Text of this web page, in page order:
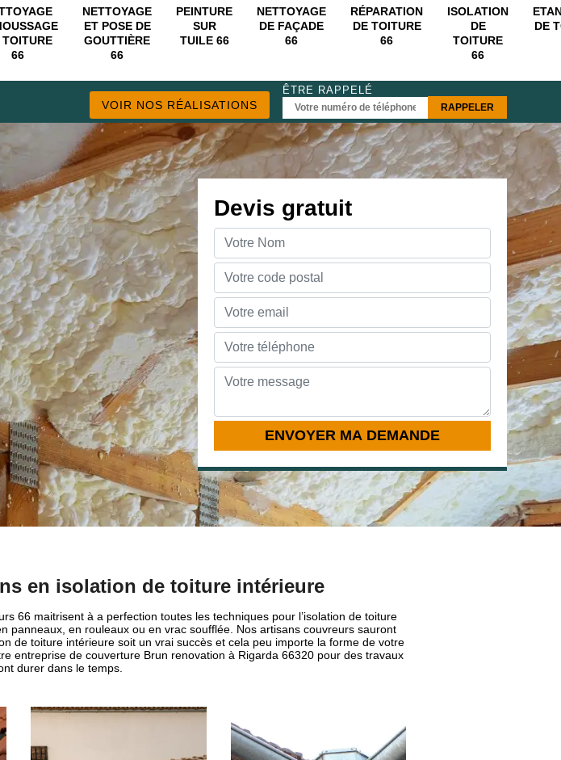
TOITURE
66
NETTOYAGE
ET POSE DE
GOUTTIÈRE
66
PEINTURE
SUR
TUILE 66
NETTOYAGE
DE FAÇADE
66
RÉPARATION
DE TOITURE
66
ISOLATION
DE
TOITURE
66
DE
VOIR NOS RÉALISATIONS
ÊTRE RAPPELÉ
Devis gratuit
en isolation de toiture intérieure
66 maitrisent à a perfection toutes les techniques pour l’isolation de toiture
panneaux, en rouleaux ou en vrac soufflée. Nos artisans couvreurs sauront
de toiture intérieure soit un vrai succès et cela peu importe la forme de votre
entreprise de couverture Brun renovation à Rigarda 66320 pour des travaux
durer dans le temps.